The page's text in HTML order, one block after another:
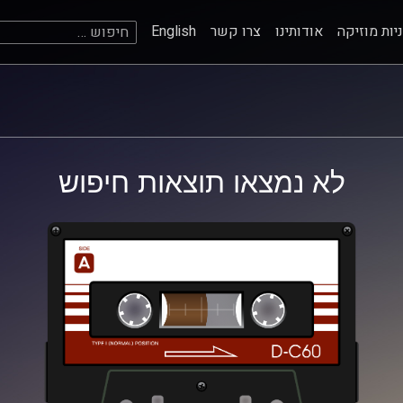
מוזיקה אודותינו צרו קשר English חיפוש:
לא נמצאו תוצאות חיפוש